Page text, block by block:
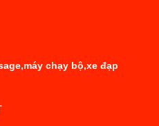
chạy bộ,xe đạp